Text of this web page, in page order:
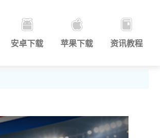
安卓下载 苹果下载 资讯教程